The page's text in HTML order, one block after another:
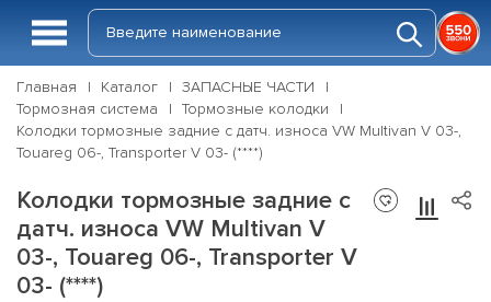
Главная Каталог
ЗАПАСНЫЕ ЧАСТИ
Тормозная система
Тормозные колодки
Колодки тормозные задние с датч. износа VW Multivan V 03-,
Touareg 06-, Transporter V 03- (****)
Колодки тормозные задние с
датч. износа VW Multivan V
03-, Touareg 06-, Transporter V
03- (****)